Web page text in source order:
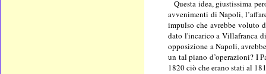
Questa idea, giustissima
avvenimenti di Napoli,
impulso che avrebbe voluto
dato l'incarico a Villafranca
opposizione a Napoli,
un tal piano d’operazioni? I
1820 ciò che erano stati al